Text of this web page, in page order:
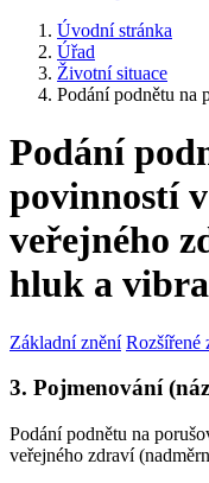
Úvodní stránka
Úřad
Životní situace
Podání podnětu na
Podání
povinností
veřejného
hluk a
Základní znění Rozšířené
3. Pojmenování
Podání podnětu na
veřejného zdraví